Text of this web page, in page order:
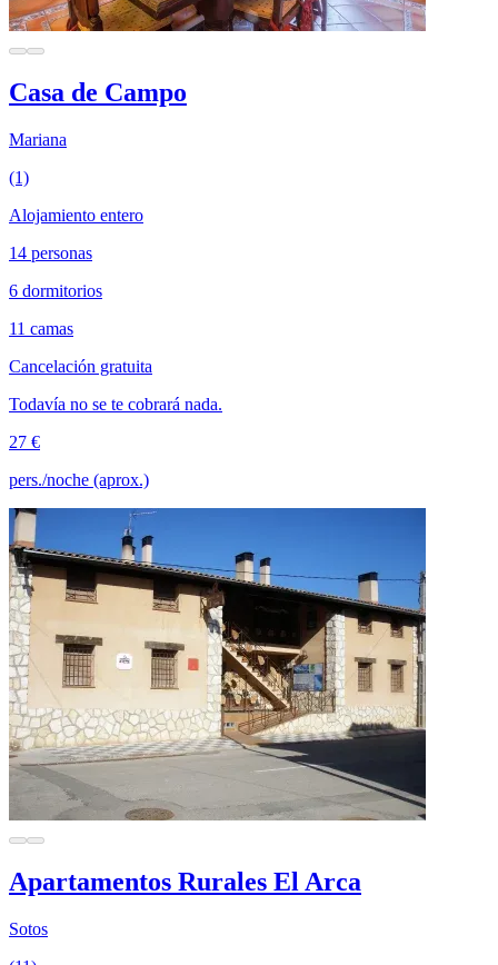
Casa de Campo
Mariana
(1)
Alojamiento entero
14 personas
6 dormitorios
11 camas
Cancelación gratuita
Todavía no se te cobrará nada.
27 €
pers./noche (aprox.)
Apartamentos Rurales El Arca
Sotos